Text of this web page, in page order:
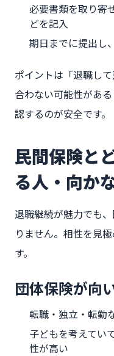
必要書類を取り寄
どを記入
期日までに提出し
ポイントは「退職し
合わない可能性があ
認するのが安全です。
民間保険と
る人・向か
退職継続が魅力でも
りません。相性を見
す。
団体保険が向
転職・独立・転勤
子どもを考えてい
性が高い